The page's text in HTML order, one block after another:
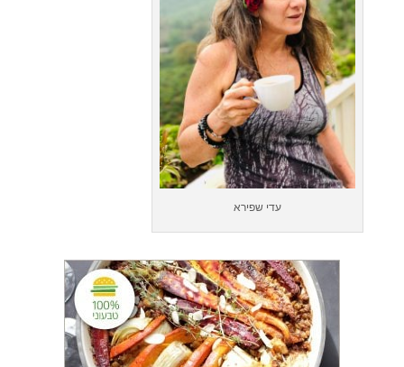
עדי שפירא